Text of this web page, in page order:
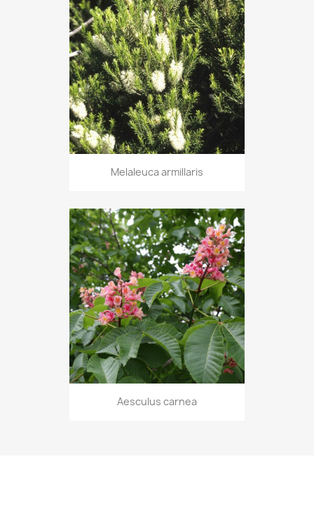
Melaleuca armillaris
Aesculus carnea